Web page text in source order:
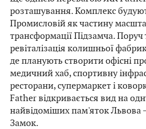
розташування. Комплекс
Промисловій як частину
трансформації Підзамча. Поруч
ревіталізація колишньої
де планують створити офісні
медичний хаб, спортивну
ресторани, супермаркет і
Father відкривається вид на
найвідоміших пам'яток Львова
Замок.